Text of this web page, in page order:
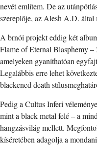
nevét említem. De az
szereplője, az Alesh A.D.
A brnói projekt eddig két
Flame of Eternal Blasphemy
amelyeken gyaníthatóan
Legalábbis erre lehet
blackened death
Pedig a Cultus Inferi
mint a black metal felé – a
hangzásvilág mellett.
kíséretében adagolja a